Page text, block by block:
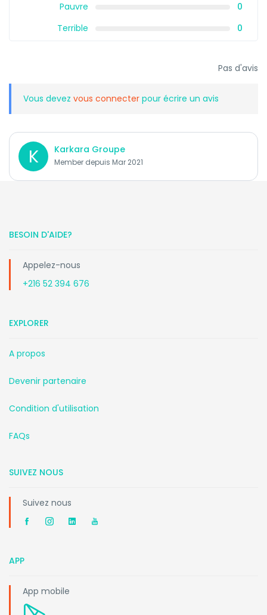
Pauvre
0
Terrible
0
Pas d'avis
Vous devez vous connecter pour écrire un avis
K Karkara Groupe
Member depuis Mar 2021
BESOIN D'AIDE?
Appelez-nous
+216 52 394 676
EXPLORER
A propos
Devenir partenaire
Condition d'utilisation
FAQs
SUIVEZ NOUS
Suivez nous
APP
App mobile